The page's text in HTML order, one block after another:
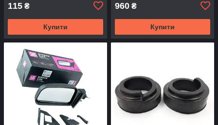
115 ₴
Купити
960 ₴
Купити